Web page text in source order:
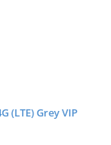
(LTE) Grey VIP